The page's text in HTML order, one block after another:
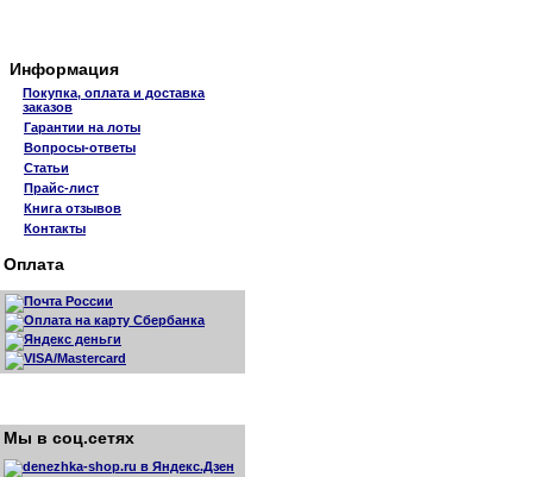
Информация
Покупка, оплата и доставка
заказов
Гарантии на лоты
Вопросы-ответы
Статьи
Прайс-лист
Книга отзывов
Контакты
Оплата
Мы в соц.сетях